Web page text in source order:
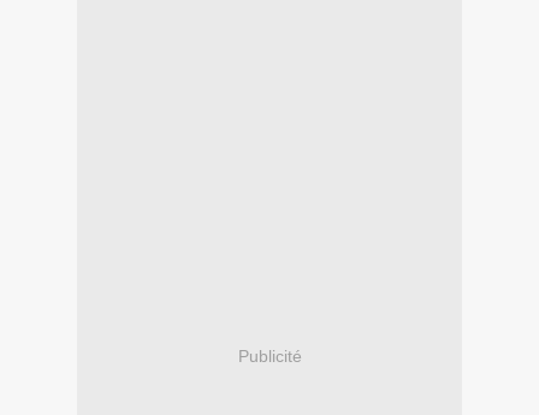
Publicité